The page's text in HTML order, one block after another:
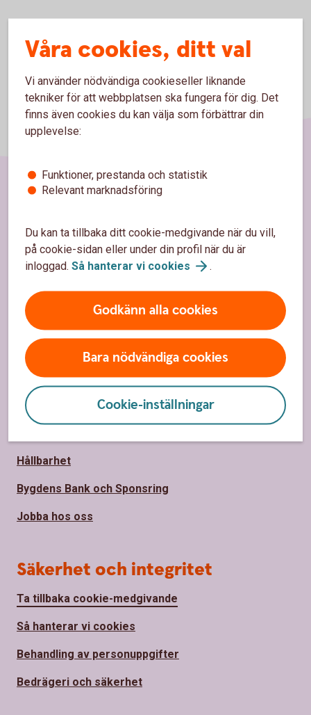
Våra cookies, ditt val
Vi använder nödvändiga cookieseller liknande
tekniker för att webbplatsen ska fungera för dig. Det
finns även cookies du kan välja som förbättrar din
upplevelse:
Funktioner, prestanda och statistik
Relevant marknadsföring
Du kan ta tillbaka ditt cookie-medgivande när du vill,
på cookie-sidan eller under din profil när du är
inloggad. Så hanterar vi cookies .
Godkänn alla cookies
Bara nödvändiga cookies
Cookie-inställningar
Kundservice
Spärrhjälp
Hitta bankkontor
Bli kund
Priser, räntor och kurser
Om oss
Hållbarhet
Bygdens Bank och Sponsring
Jobba hos oss
Säkerhet och integritet
Ta tillbaka cookie-medgivande
Så hanterar vi cookies
Behandling av personuppgifter
Bedrägeri och säkerhet